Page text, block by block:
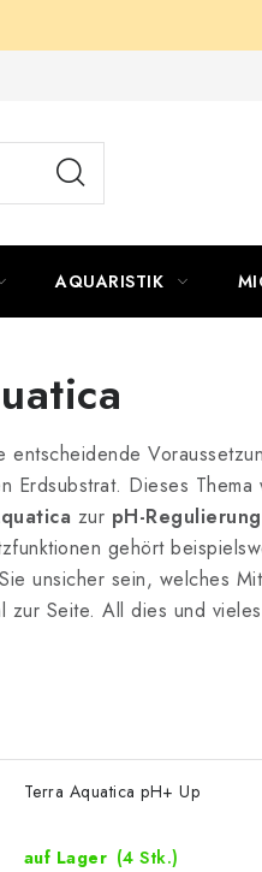
AQUARISTIK
entscheidende
Erdsubstrat. Dieses
zur pH-Regulierung
gehört
unsicher sein, welches
zur Seite. All dies und
Terra Aquatica pH+ Up
auf Lager (4 Stk.)